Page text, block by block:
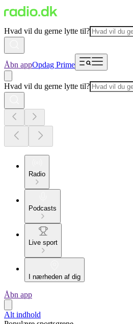
Hvad vil du gerne lytte til?
Åbn appOpdag Prime
Hvad vil du gerne lytte til?
Radio
Podcasts
Live sport
I nærheden af dig
Åbn app
Alt indhold